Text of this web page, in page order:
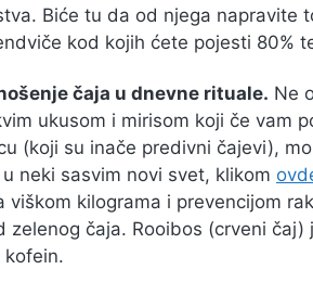
Biće tu da od njega napravite
kod kojih ćete pojesti 80%
čaja u dnevne rituale. Ne
ukusom i mirisom koji če vam
(koji su inače predivni čajevi),
neki sasvim novi svet, klikom
viškom kilograma i prevencijom
zelenog čaja. Rooibos (crveni
kofein.